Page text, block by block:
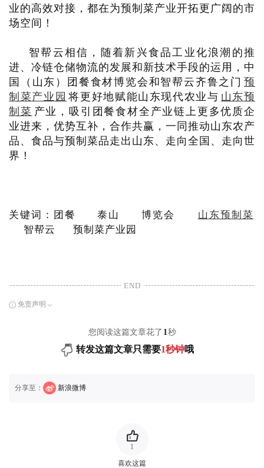
业的高效对接，都在为预制菜产业开拓更广阔的市
场空间！
智帮云相信，随着新兴食品工业化浪潮的推
进、冷链仓储物流的发展和新技术手段的运用，中
国（山东）团餐食材博览会和智帮云齐鲁之门 预
制菜产业园 将更好地赋能山东现代农业与 山东预
制菜 产业，吸引团餐食材全产业链上更多优质企
业进来，优势互补，合作共赢，一同推动山东农产
品、食品与预制菜品走出山东、走向全国、走向世
界！
关键词：团餐 泰山 博览会
山东预制菜
智帮云 预制菜产业园
END
免责声明
您阅读这篇文章花了 1秒
转发这篇文章只需要1秒钟哦
分享至： 新浪微博
喜欢这篇
1